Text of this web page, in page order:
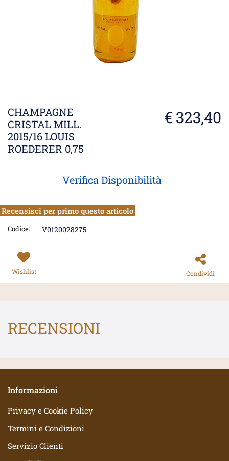
CHAMPAGNE
CRISTAL MILL.
2015/16 LOUIS
ROEDERER 0,75
€ 323,40
Verifica Disponibilità
Recensisci per primo questo articolo
Codice: V0120028275
Wishlist Condividi
RECENSIONI
Informazioni
Privacy e Cookie Policy
Termini e Condizioni
Servizio Clienti